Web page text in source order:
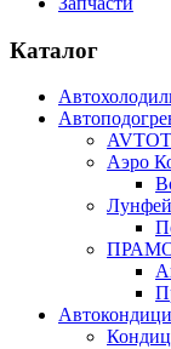
Каталог
Аэро
Лунфей